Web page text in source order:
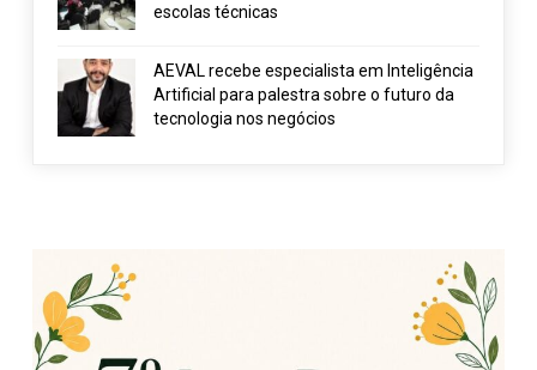
escolas técnicas
AEVAL recebe especialista em Inteligência
Artificial para palestra sobre o futuro da
tecnologia nos negócios